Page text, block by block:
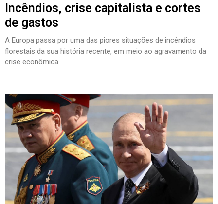
Incêndios, crise capitalista e cortes
de gastos
A Europa passa por uma das piores situações de incêndios
florestais da sua história recente, em meio ao agravamento da
crise econômica